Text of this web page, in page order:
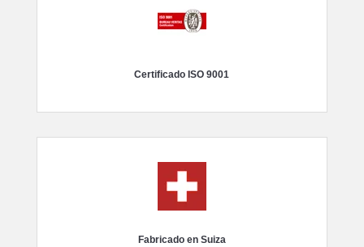
Certificado ISO 9001
Fabricado en Suiza